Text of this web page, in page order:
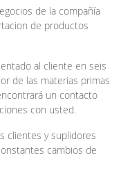
de la compañía
de productos
al cliente en seis
de las materias primas
un contacto
con usted.
clientes y suplidores
cambios de